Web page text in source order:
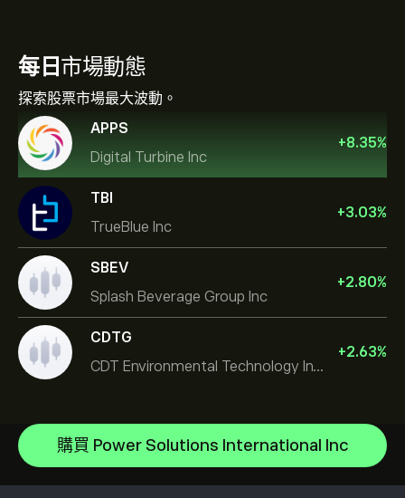
每日 市場動態
探索股票市場最大波動。
APPS
Digital Turbine Inc
+8.35%
TBI
TrueBlue Inc
+3.03%
SBEV
Splash Beverage Group Inc
+2.80%
CDTG
CDT Environmental Technology Investment Holdings L
+2.63%
購買 Power Solutions International Inc
Micron Technology, Inc.
Alphabet Inc Class A
JPMorgan Chase & Co
如何存款
如何提款
開設帳戶
CopyTrading 如何運作
負責任的交易
為什麼選擇 eToro